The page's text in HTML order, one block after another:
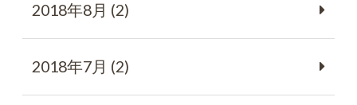
2018年8月 (2)
2018年7月 (2)